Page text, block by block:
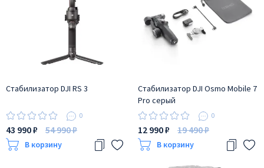
Стабилизатор DJI RS 3
0
43 990 ₽ 54 990 ₽
В корзину
Стабилизатор DJI Osmo Mobile 7
Pro серый
0
12 990 ₽ 19 490 ₽
В корзину